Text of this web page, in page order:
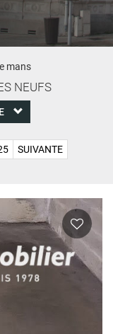
mans
NEUFS
SUIVANTE